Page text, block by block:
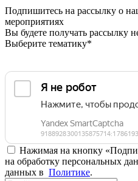
Подпишитесь на рассылку о
мероприятиях
Вы будете получать рассылку
Выберите тематику*
Нажимая на кнопку
на обработку персональных
данных в Политике.